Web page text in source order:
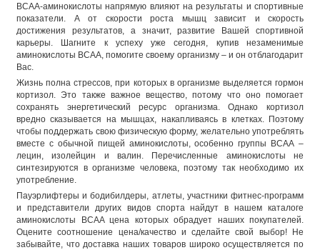
ВСАА-аминокислоты напрямую влияют на результаты и спортивные
показатели. А от скорости роста мышц зависит и скорость
достижения результатов, а значит, развитие Вашей спортивной
карьеры. Шагните к успеху уже сегодня, купив незаменимые
аминокислоты ВСАА , помогите своему организму – и он отблагодарит
Вас.
Жизнь полна стрессов, при которых в организме выделяется гормон
кортизол. Это также важное вещество, потому что оно помогает
сохранять энергетический ресурс организма. Однако кортизол
вредно сказывается на мышцах, накапливаясь в клетках. Поэтому
чтобы поддержать свою физическую форму, желательно употреблять
вместе с обычной пищей аминокислоты, особенно группы ВСАА –
лецин, изолейцин и валин. Перечисленные аминокислоты не
синтезируются в организме человека, поэтому так необходимо их
употребление.
Пауэрлифтеры и бодибилдеры, атлеты, участники фитнес-программ
и представители других видов спорта найдут в нашем каталоге
аминокислоты BCAA цена которых обрадует наших покупателей.
Оцените соотношение цена/качество и сделайте свой выбор! Не
забывайте, что доставка наших товаров широко осуществляется по